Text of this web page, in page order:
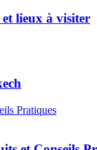
lieux à visiter
Pratiques